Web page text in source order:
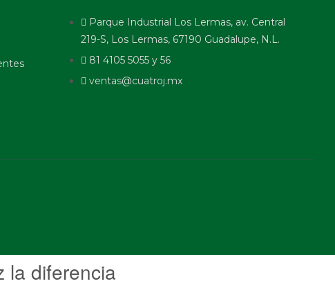
Parque Industrial Los Lermas, av. Central
219-S, Los Lermas, 67190 Guadalupe, N.L.
81 4105 5055 y 56
ventas@cuatroj.mx
la diferencia